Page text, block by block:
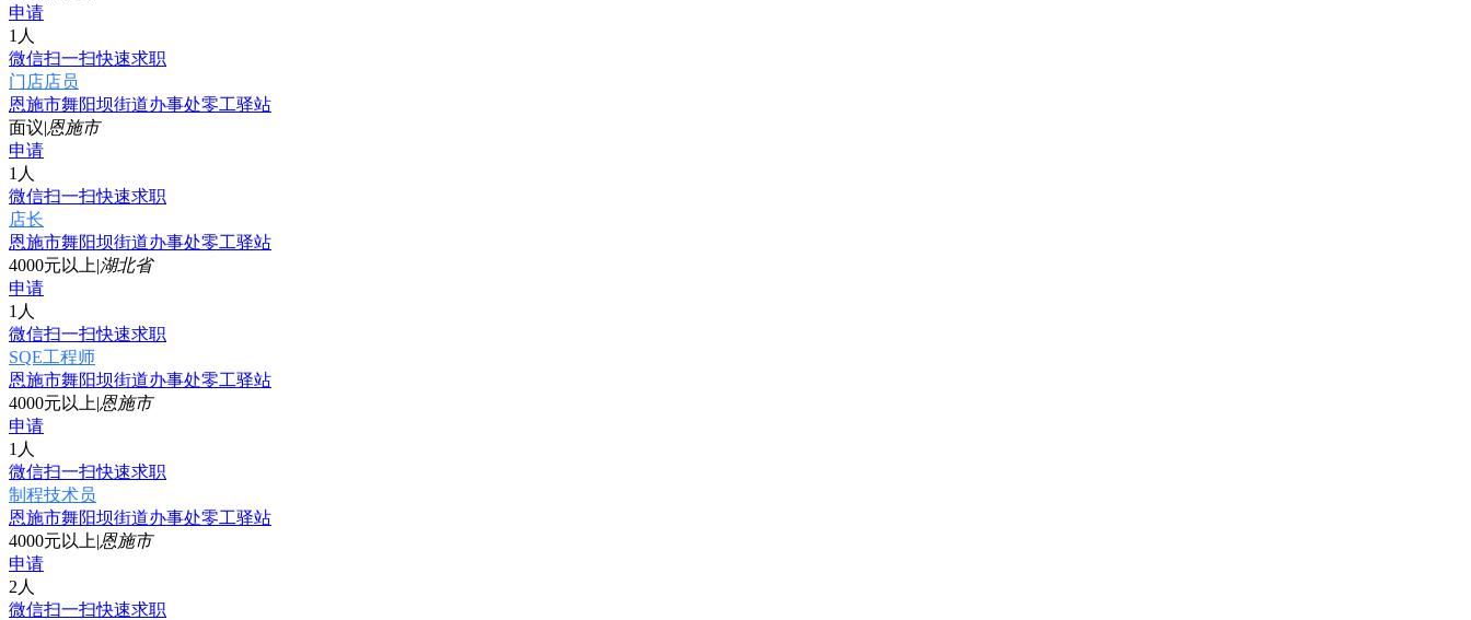
申请
1人
微信扫一扫快速求职
门店店员
恩施市舞阳坝街道办事处零工驿站
面议|恩施市
申请
1人
微信扫一扫快速求职
店长
恩施市舞阳坝街道办事处零工驿站
4000元以上|湖北省
申请
1人
微信扫一扫快速求职
SQE工程师
恩施市舞阳坝街道办事处零工驿站
4000元以上|恩施市
申请
1人
微信扫一扫快速求职
制程技术员
恩施市舞阳坝街道办事处零工驿站
4000元以上|恩施市
申请
2人
微信扫一扫快速求职